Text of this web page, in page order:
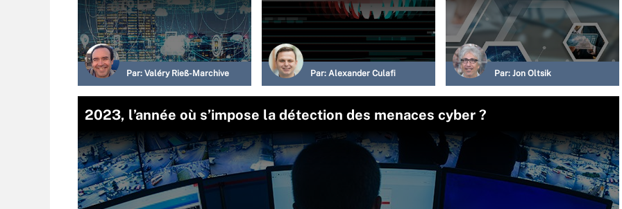
Par: Valéry Rieß-Marchive Par: Alexander Culafi Par: Jon Oltsik
2023, l’année où s’impose la détection des menaces cyber ?